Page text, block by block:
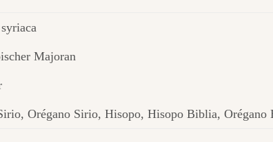
Majoran
Orégano Sirio, Hisopo, Hisopo Biblia, Orégano